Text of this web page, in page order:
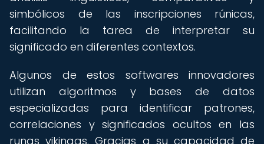
simbólicos de las inscripciones rúnicas,
facilitando la tarea de interpretar su
significado en diferentes contextos.
Algunos de estos softwares innovadores
utilizan algoritmos y bases de datos
especializadas para identificar patrones,
correlaciones y significados ocultos en las
runas vikingas. Gracias a su capacidad de